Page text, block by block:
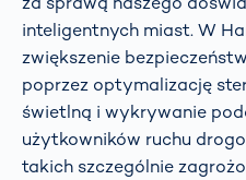
inteligentnych miast. W
zwiększenie
poprzez optymalizację
świetlną i wykrywanie
użytkowników ruchu
takich szczególnie